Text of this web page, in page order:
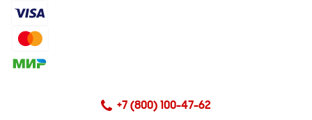
+7 (800) 100-47-62